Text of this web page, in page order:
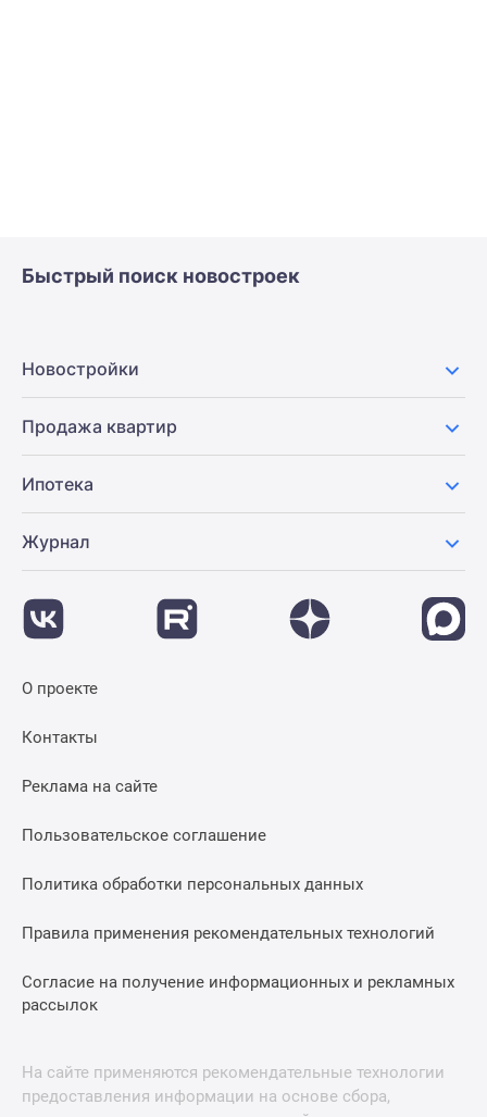
Быстрый поиск новостроек
Новостройки
Продажа квартир
Ипотека
Журнал
О проекте
Контакты
Реклама на сайте
Пользовательское соглашение
Политика обработки персональных данных
Правила применения рекомендательных технологий
Согласие на получение информационных и рекламных
рассылок
На сайте применяются рекомендательные технологии
предоставления информации на основе сбора,